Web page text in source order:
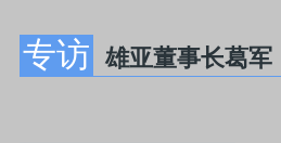
专访 雄亚董事长葛军